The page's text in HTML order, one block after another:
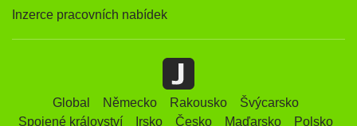
Inzerce pracovních nabídek
Global Německo Rakousko
Švýcarsko
Spojené království
Irsko Česko Maďarsko Polsko